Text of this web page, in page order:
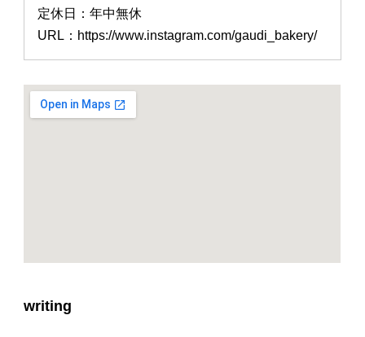
定休日：年中無休
URL：https://www.instagram.com/gaudi_bakery/
writing